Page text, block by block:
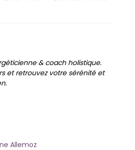
& coach holistique.
et retrouvez votre sérénité et
Allemoz